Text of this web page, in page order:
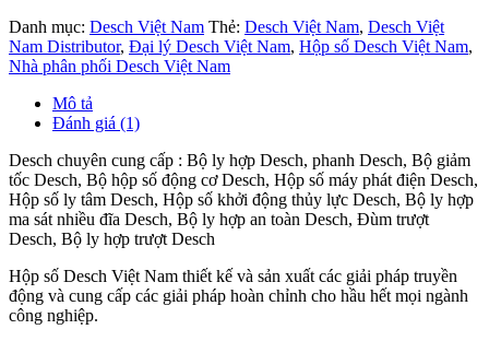
Danh mục: Desch Việt Nam Thẻ: Desch Việt Nam, Desch Việt
Nam Distributor, Đại lý Desch Việt Nam, Hộp số Desch Việt Nam,
Nhà phân phối Desch Việt Nam
Mô tả
Đánh giá (1)
Desch chuyên cung cấp : Bộ ly hợp Desch, phanh Desch, Bộ giảm
tốc Desch, Bộ hộp số động cơ Desch, Hộp số máy phát điện Desch,
Hộp số ly tâm Desch, Hộp số khởi động thủy lực Desch, Bộ ly hợp
ma sát nhiều đĩa Desch, Bộ ly hợp an toàn Desch, Đùm trượt
Desch, Bộ ly hợp trượt Desch
Hộp số Desch Việt Nam thiết kế và sản xuất các giải pháp truyền
động và cung cấp các giải pháp hoàn chỉnh cho hầu hết mọi ngành
công nghiệp.